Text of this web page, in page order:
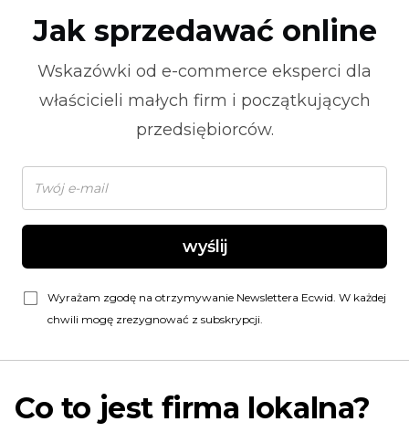
Jak sprzedawać online
Wskazówki od e-commerce eksperci dla
właścicieli małych firm i początkujących
przedsiębiorców.
wyślij
Wyrażam zgodę na otrzymywanie Newslettera Ecwid. W każdej
chwili mogę zrezygnować z subskrypcji.
Co to jest firma lokalna?